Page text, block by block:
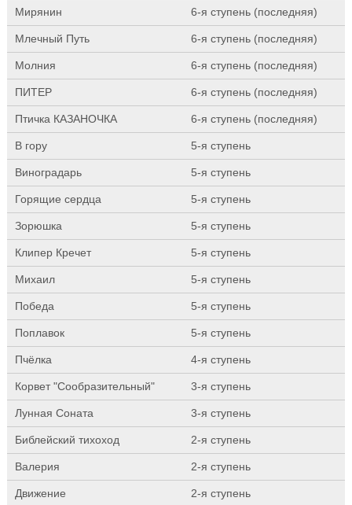
Мирянин 6-я ступень (последняя)
Млечный Путь 6-я ступень (последняя)
Молния 6-я ступень (последняя)
ПИТЕР 6-я ступень (последняя)
Птичка КАЗАНОЧКА 6-я ступень (последняя)
В гору 5-я ступень
Виноградарь 5-я ступень
Горящие сердца 5-я ступень
Зорюшка 5-я ступень
Клипер Кречет 5-я ступень
Михаил 5-я ступень
Победа 5-я ступень
Поплавок 5-я ступень
Пчёлка 4-я ступень
Корвет "Сообразительный" 3-я ступень
Лунная Соната 3-я ступень
Библейский тихоход 2-я ступень
Валерия 2-я ступень
Движение 2-я ступень